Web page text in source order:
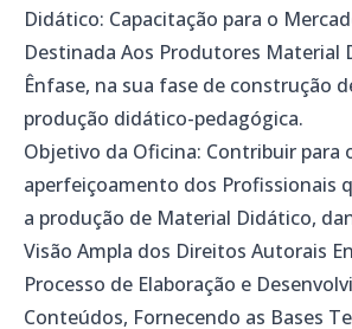
Didático: Capacitação para o
Destinada Aos Produtores Material
Ênfase, na sua fase de construção
produção didático-pedagógica.
Objetivo da Oficina: Contribuir para
aperfeiçoamento dos Profissionais
a produção de Material Didático,
Visão Ampla dos Direitos Autorais
Processo de Elaboração e
Conteúdos, Fornecendo as Bases